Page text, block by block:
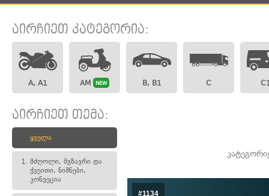
აირჩიეთ კატეგორია:
A, A1 AM NEW B, B1 C
აირჩიეთ თემა:
ყველა
1. მძღოლი, მგზავრი და
ქვეითი, ნიშნები,
კონვეცია
#1134